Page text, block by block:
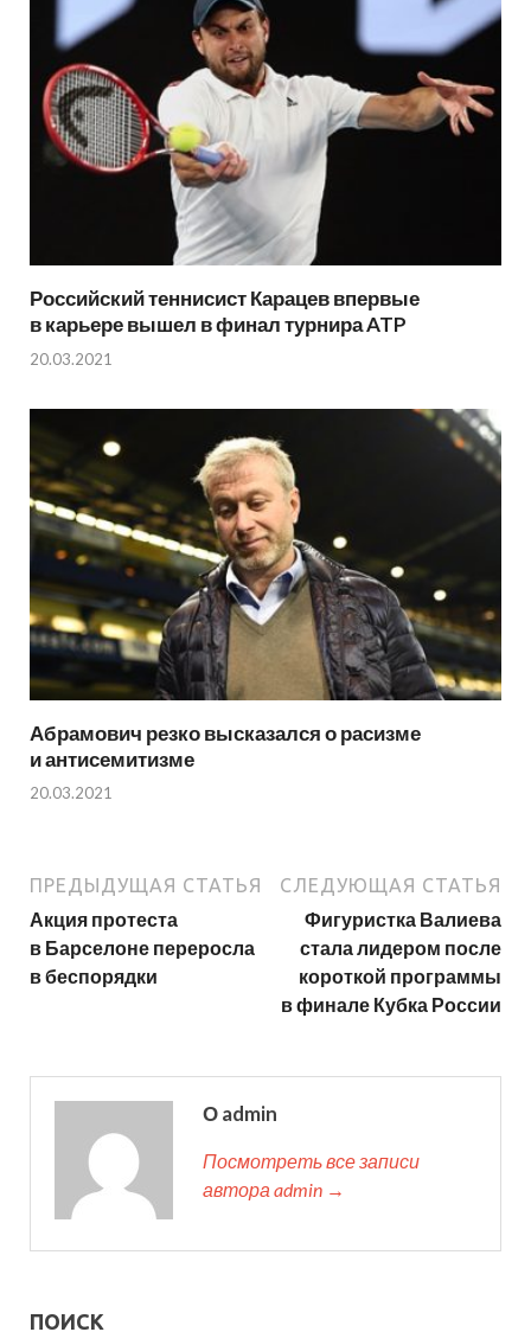
Российский теннисист Карацев впервые
в карьере вышел в финал турнира ATP
20.03.2021
Абрамович резко высказался о расизме
и антисемитизме
20.03.2021
ПРЕДЫДУЩАЯ СТАТЬЯ
Акция протеста
в Барселоне переросла
в беспорядки
СЛЕДУЮЩАЯ СТАТЬЯ
Фигуристка Валиева
стала лидером после
короткой программы
в финале Кубка России
О admin
Посмотреть все записи
автора admin →
ПОИСК